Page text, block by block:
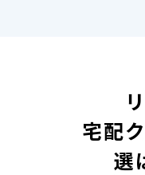
宅配
選